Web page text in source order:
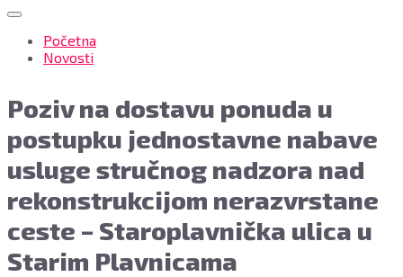
Početna
Novosti
Poziv na dostavu ponuda u
postupku jednostavne nabave
usluge stručnog nadzora nad
rekonstrukcijom nerazvrstane
ceste – Staroplavnička ulica u
Starim Plavnicama